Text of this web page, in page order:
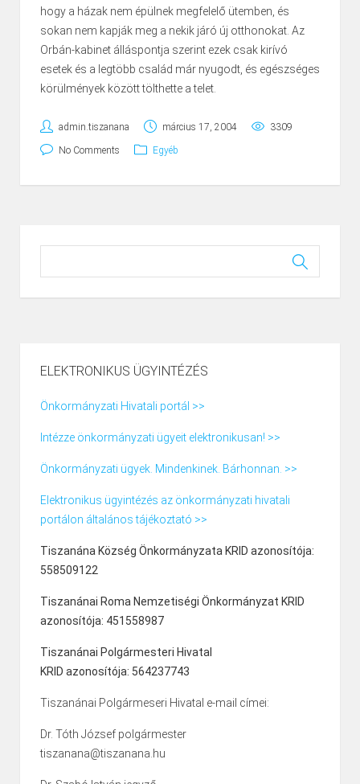
hogy a házak nem épülnek megfelelő ütemben, és
sokan nem kapják meg a nekik járó új otthonokat. Az
Orbán-kabinet álláspontja szerint ezek csak kirívó
esetek és a legtöbb család már nyugodt, és egészséges
körülmények között tölthette a telet.
admin.tiszanana március 17, 2004 3309
No Comments Egyéb
ELEKTRONIKUS ÜGYINTÉZÉS
Önkormányzati Hivatali portál >>
Intézze önkormányzati ügyeit elektronikusan! >>
Önkormányzati ügyek. Mindenkinek. Bárhonnan. >>
Elektronikus ügyintézés az önkormányzati hivatali
portálon általános tájékoztató >>
Tiszanána Község Önkormányzata KRID azonosítója:
558509122
Tiszanánai Roma Nemzetiségi Önkormányzat KRID
azonosítója: 451558987
Tiszanánai Polgármesteri Hivatal
KRID azonosítója: 564237743
Tiszanánai Polgármeseri Hivatal e-mail címei:
Dr. Tóth József polgármester
tiszanana@tiszanana.hu